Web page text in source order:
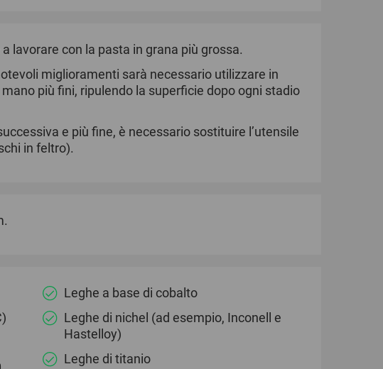
lavorare con la pasta in grana più grossa.
miglioramenti sarà necessario utilizzare in
più fini, ripulendo la superficie dopo ogni stadio
e più fine, è necessario sostituire l’utensile
in feltro).
Leghe a base di cobalto
Leghe di nichel (ad esempio, Inconell e
Hastelloy)
Leghe di titanio